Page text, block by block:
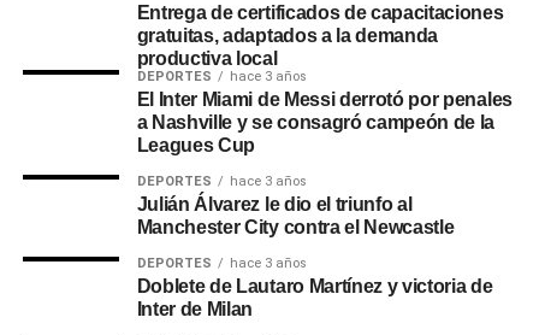
un River atónito y muy inoperante. La pelota ingresó luego
de tocar en Paulo Díaz y descolocar al arquero.
Mineiro, desde 1978 hasta la fecha, había recibido tres
veces a River y nunca fue derrotado. La estadística
marcaba dos victorias en dos partidos oficiales y un
empate en un amistoso, que terminó definiéndose en los
La primera vez que Mineiro y River chocaron en el país
vecino fue en las semifinales de la Libertadores del ’78,
que por aquel entonces era un triangular. Fue 1-0 para los
Entrega de certificados de capacitaciones
gratuitas, adaptados a la demanda
productiva local
DEPORTES hace 3 años
El Inter Miami de Messi derrotó por penales
a Nashville y se consagró campeón de la
Leagues Cup
DEPORTES hace 3 años
Julián Álvarez le dio el triunfo al
Manchester City contra el Newcastle
DEPORTES hace 3 años
Doblete de Lautaro Martínez y victoria de
Inter de Milan